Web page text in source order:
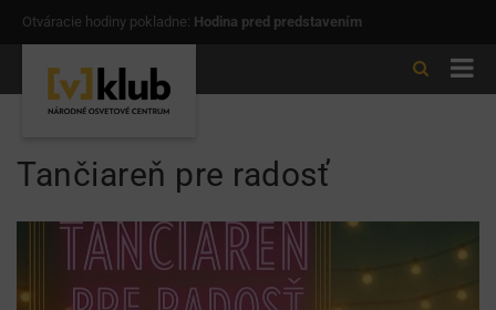
Otváracie hodiny pokladne: Hodina pred predstavením
Tančiareň pre radosť